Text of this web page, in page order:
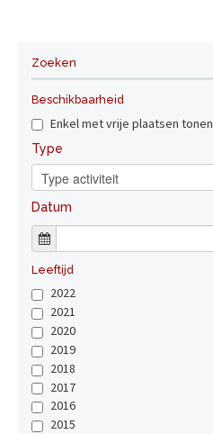
Zoeken
Beschikbaarheid
Enkel met vrije plaatsen tonen
Type
Datum
Leeftijd
2022
2021
2020
2019
2018
2017
2016
2015